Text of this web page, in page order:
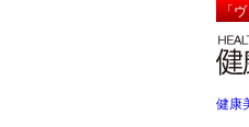
「
健康